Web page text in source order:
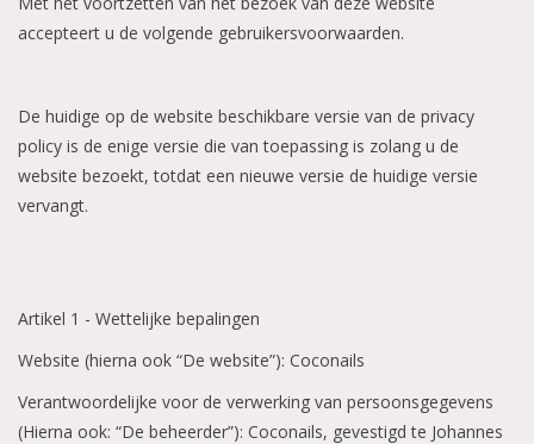
accepteert u de volgende gebruikersvoorwaarden.
De huidige op de website beschikbare versie van de privacy
policy is de enige versie die van toepassing is zolang u de
website bezoekt, totdat een nieuwe versie de huidige versie
vervangt.
Artikel 1 - Wettelijke bepalingen
Website (hierna ook “De website”): Coconails
Verantwoordelijke voor de verwerking van persoonsgegevens
(Hierna ook: “De beheerder”): Coconails, gevestigd te Johannes